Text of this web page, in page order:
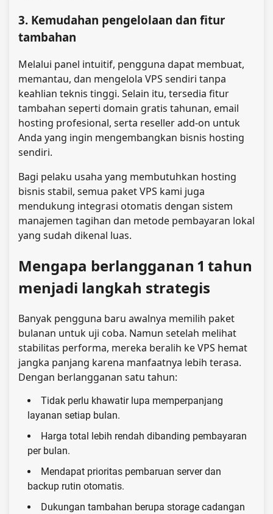
3. Kemudahan pengelolaan dan fitur
tambahan
Melalui panel intuitif, pengguna dapat membuat,
memantau, dan mengelola VPS sendiri tanpa
keahlian teknis tinggi. Selain itu, tersedia fitur
tambahan seperti domain gratis tahunan, email
hosting profesional, serta reseller add‑on untuk
Anda yang ingin mengembangkan bisnis hosting
sendiri.
Bagi pelaku usaha yang membutuhkan hosting
bisnis stabil, semua paket VPS kami juga
mendukung integrasi otomatis dengan sistem
manajemen tagihan dan metode pembayaran lokal
yang sudah dikenal luas.
Mengapa berlangganan 1 tahun
menjadi langkah strategis
Banyak pengguna baru awalnya memilih paket
bulanan untuk uji coba. Namun setelah melihat
stabilitas performa, mereka beralih ke VPS hemat
jangka panjang karena manfaatnya lebih terasa.
Dengan berlangganan satu tahun:
Tidak perlu khawatir lupa memperpanjang
layanan setiap bulan.
Harga total lebih rendah dibanding pembayaran
per bulan.
Mendapat prioritas pembaruan server dan
backup rutin otomatis.
Dukungan tambahan berupa storage cadangan